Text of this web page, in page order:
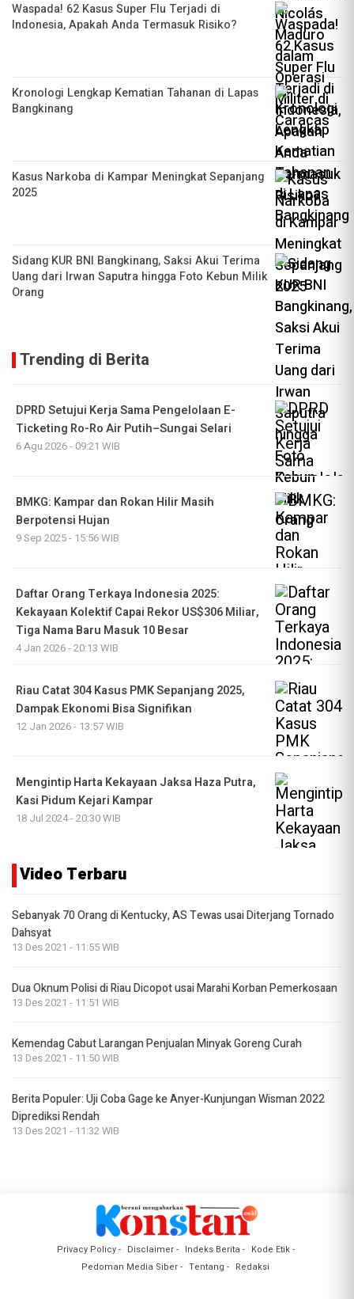
Waspada! 62 Kasus Super Flu Terjadi di
Indonesia, Apakah Anda Termasuk Risiko?
Kronologi Lengkap Kematian Tahanan di Lapas
Bangkinang
Kasus Narkoba di Kampar Meningkat Sepanjang
2025
Sidang KUR BNI Bangkinang, Saksi Akui Terima
Uang dari Irwan Saputra hingga Foto Kebun Milik
Orang
Trending di Berita
DPRD Setujui Kerja Sama Pengelolaan E-
Ticketing Ro-Ro Air Putih–Sungai Selari
6 Agu 2026 - 09:21 WIB
BMKG: Kampar dan Rokan Hilir Masih
Berpotensi Hujan
9 Sep 2025 - 15:56 WIB
Daftar Orang Terkaya Indonesia 2025:
Kekayaan Kolektif Capai Rekor US$306 Miliar,
Tiga Nama Baru Masuk 10 Besar
4 Jan 2026 - 20:13 WIB
Riau Catat 304 Kasus PMK Sepanjang 2025,
Dampak Ekonomi Bisa Signifikan
12 Jan 2026 - 13:57 WIB
Mengintip Harta Kekayaan Jaksa Haza Putra,
Kasi Pidum Kejari Kampar
18 Jul 2024 - 20:30 WIB
Video Terbaru
Sebanyak 70 Orang di Kentucky, AS Tewas usai Diterjang Tornado
Dahsyat
13 Des 2021 - 11:55 WIB
Dua Oknum Polisi di Riau Dicopot usai Marahi Korban Pemerkosaan
13 Des 2021 - 11:51 WIB
Kemendag Cabut Larangan Penjualan Minyak Goreng Curah
13 Des 2021 - 11:50 WIB
Berita Populer: Uji Coba Gage ke Anyer-Kunjungan Wisman 2022
Diprediksi Rendah
13 Des 2021 - 11:32 WIB
Privacy Policy Disclaimer Indeks Berita
Kode Etik
Pedoman Media Siber
Tentang Redaksi